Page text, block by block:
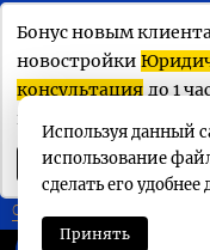
Бонус новым
новостройки
консультация до 1
подарок
Получить бонус
Используя данный
использование
сделать его удобнее
Принять
Настоящий сайт носит
материалы, опубликованные на нём,
определяемой положениями статьи
Визуализации и планировки
Застройщики вправе вносить
действующим законодательством.
Сделано вБИЗНЕС-СТАРТЕР
Ссылка